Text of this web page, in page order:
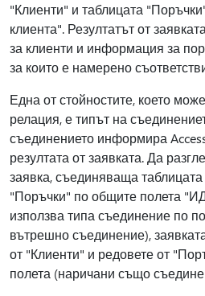
"Клиенти" и таблицата
клиента". Резултатът от
за клиенти и информация за
за които е намерено
Една от стойностите, което
релация, е типът на
съединението информира
резултата от заявката. Да
заявка, съединяваща
"Поръчки" по общите полета
използва типа съединение по
вътрешно съединение),
от "Клиенти" и редовете от
полета (наричани също